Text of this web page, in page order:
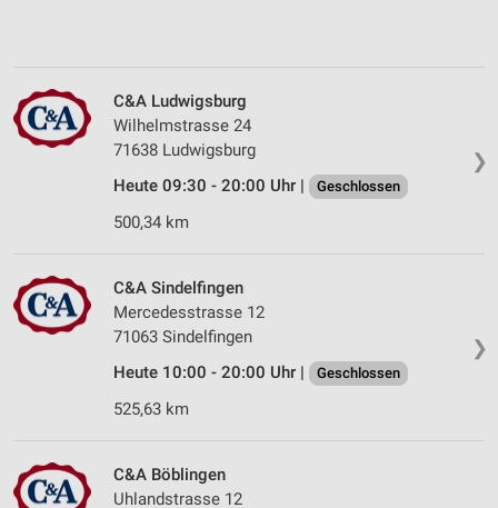
❯
C&A Ludwigsburg
Wilhelmstrasse 24
71638 Ludwigsburg
Heute 09:30 - 20:00 Uhr |
Geschlossen
500,34 km
❯
C&A Sindelfingen
Mercedesstrasse 12
71063 Sindelfingen
Heute 10:00 - 20:00 Uhr |
Geschlossen
525,63 km
C&A Böblingen
Uhlandstrasse 12